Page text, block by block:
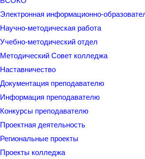
Электронная информационно-
Научно-методическая работа
Учебно-методический отдел
Методический Совет колледжа
Наставничество
Документация преподавателю
Информация преподавателю
Конкурсы преподавателю
Проектная деятельность
Региональные проекты
Проекты колледжа